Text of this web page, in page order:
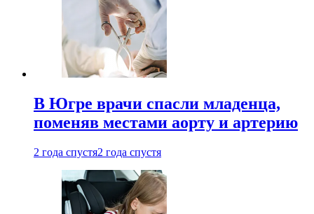
В Югре врачи спасли младенца,
поменяв местами аорту и артерию
2 года спустя2 года спустя